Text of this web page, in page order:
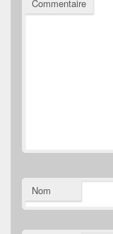
Commentaire
Nom